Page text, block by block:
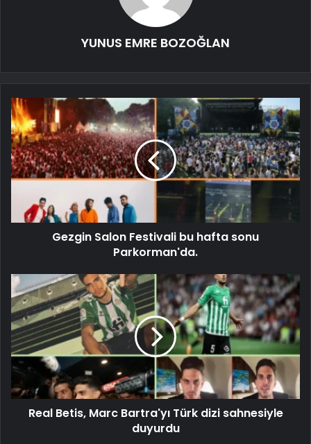
YUNUS EMRE BOZOĞLAN
Gezgin Salon Festivali bu hafta sonu
Parkorman'da.
Real Betis, Marc Bartra'yı Türk dizi sahnesiyle
duyurdu